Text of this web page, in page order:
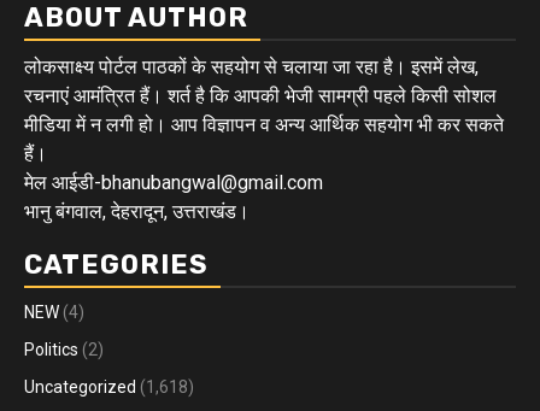
ABOUT AUTHOR
लोकसाक्ष्य पोर्टल पाठकों के सहयोग से चलाया जा रहा है। इसमें लेख,
रचनाएं आमंत्रित हैं। शर्त है कि आपकी भेजी सामग्री पहले किसी सोशल
मीडिया में न लगी हो। आप विज्ञापन व अन्य आर्थिक सहयोग भी कर सकते
हैं।
मेल आईडी-bhanubangwal@gmail.com
भानु बंगवाल, देहरादून, उत्तराखंड।
CATEGORIES
NEW (4)
Politics (2)
Uncategorized (1,618)